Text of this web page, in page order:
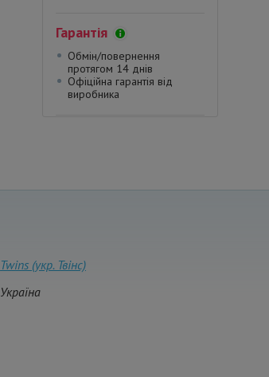
Гарантія
Обмін/повернення
протягом 14 днів
Офіційна гарантія від
виробника
Twins (укр. Твінс)
Україна